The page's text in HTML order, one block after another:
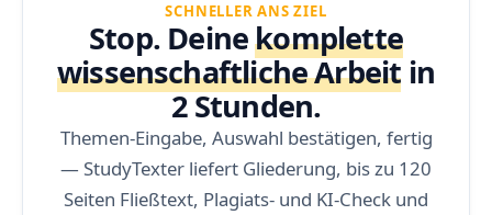
SCHNELLER ANS ZIEL
Stop. Deinekomplette
wissenschaftliche Arbeit in
2 Stunden.
Themen-Eingabe, Auswahl bestätigen, fertig
— StudyTexter liefert Gliederung, bis zu 120
Seiten Fließtext, Plagiats- und KI-Check und